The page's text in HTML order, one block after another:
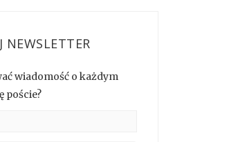
NEWSLETTER
wiadomość o każdym
poście?